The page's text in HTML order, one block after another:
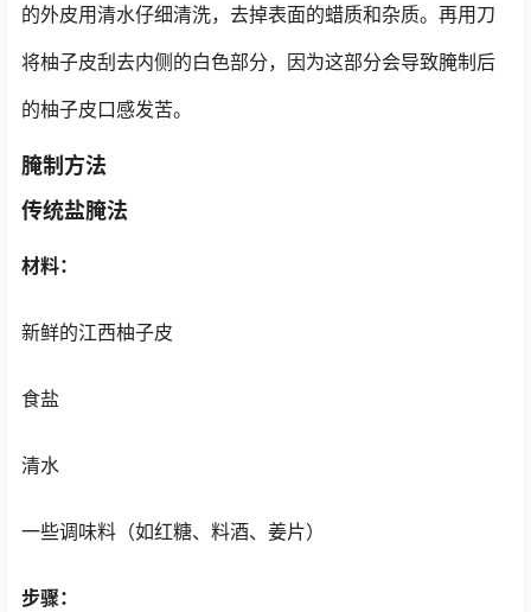
的外皮用清水仔细清洗，去掉表面的蜡质和杂质。再用刀
将柚子皮刮去内侧的白色部分，因为这部分会导致腌制后
的柚子皮口感发苦。
腌制方法
传统盐腌法
材料：
新鲜的江西柚子皮
食盐
清水
一些调味料（如红糖、料酒、姜片）
步骤：